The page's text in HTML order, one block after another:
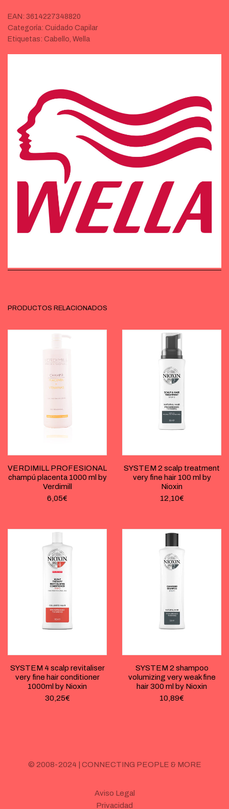
EAN: 3614227348820
Categoría: Cuidado Capilar
Etiquetas: Cabello, Wella
PRODUCTOS RELACIONADOS
VERDIMILL PROFESIONAL
champú placenta 1000 ml by
Verdimill
6,05€
SYSTEM 2 scalp treatment
very fine hair 100 ml by
Nioxin
12,10€
SYSTEM 4 scalp revitaliser
very fine hair conditioner
1000ml by Nioxin
30,25€
SYSTEM 2 shampoo
volumizing very weak fine
hair 300 ml by Nioxin
10,89€
© 2008-2024 | CONNECTING PEOPLE & MORE
Aviso Legal
Privacidad